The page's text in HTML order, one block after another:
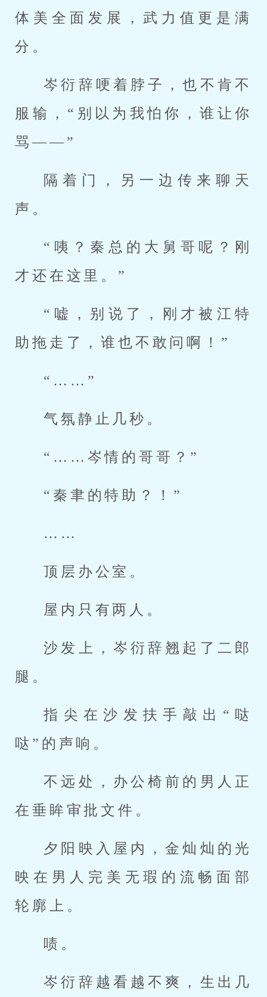
体美全面发展，武力值更是满
分。
岑衍辞哽着脖子，也不肯不
服输，“别以为我怕你，谁让你
骂——”
隔着门，另一边传来聊天
声。
“咦？秦总的大舅哥呢？刚
才还在这里。”
“嘘，别说了，刚才被江特
助拖走了，谁也不敢问啊！”
“……”
气氛静止几秒。
“……岑情的哥哥？”
“秦聿的特助？！”
……
顶层办公室。
屋内只有两人。
沙发上，岑衍辞翘起了二郎
腿。
指尖在沙发扶手敲出“哒
哒”的声响。
不远处，办公椅前的男人正
在垂眸审批文件。
夕阳映入屋内，金灿灿的光
映在男人完美无瑕的流畅面部
轮廓上。
啧。
岑衍辞越看越不爽，生出几